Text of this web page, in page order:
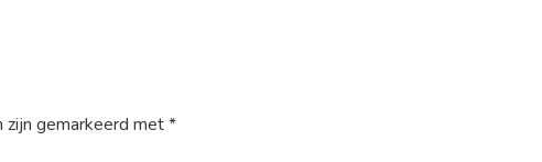
gemarkeerd met*